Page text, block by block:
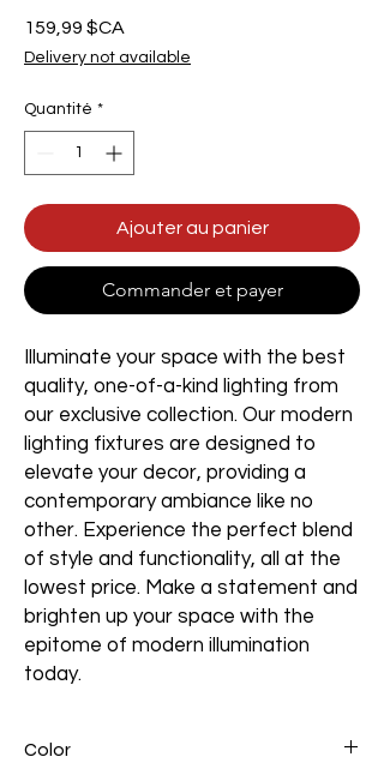
159,99 $CA
Delivery not available
Quantité *
Ajouter au panier
Commander et payer
Illuminate your space with the best
quality, one-of-a-kind lighting from
our exclusive collection. Our modern
lighting fixtures are designed to
elevate your decor, providing a
contemporary ambiance like no
other. Experience the perfect blend
of style and functionality, all at the
lowest price. Make a statement and
brighten up your space with the
epitome of modern illumination
today.
Color